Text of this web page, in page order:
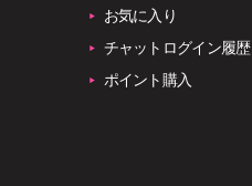
お気に入り
チャットログイン履歴
ポイント購入